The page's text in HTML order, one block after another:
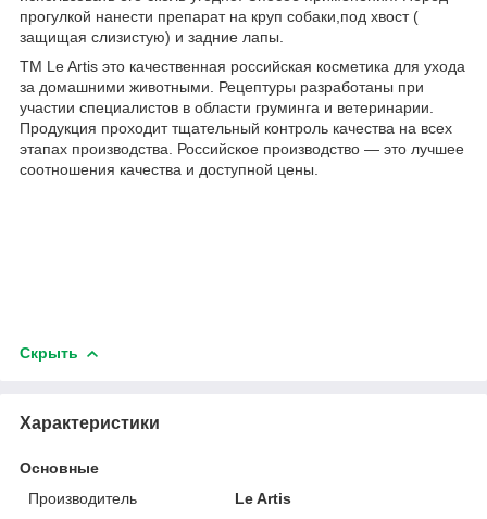
прогулкой нанести препарат на круп собаки,под хвост (
защищая слизистую) и задние лапы.
ТМ Le Artis это качественная российская косметика для ухода
за домашними животными. Рецептуры разработаны при
участии специалистов в области груминга и ветеринарии.
Продукция проходит тщательный контроль качества на всех
этапах производства. Российское производство — это лучшее
соотношения качества и доступной цены.
Скрыть
Характеристики
Основные
Производитель
Le Artis